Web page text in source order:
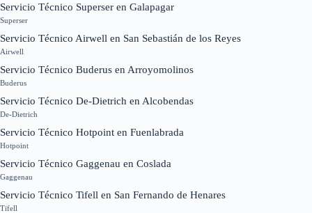
Servicio Técnico Superser en Galapagar
Superser
Servicio Técnico Airwell en San Sebastián de los Reyes
Airwell
Servicio Técnico Buderus en Arroyomolinos
Buderus
Servicio Técnico De-Dietrich en Alcobendas
De-Dietrich
Servicio Técnico Hotpoint en Fuenlabrada
Hotpoint
Servicio Técnico Gaggenau en Coslada
Gaggenau
Servicio Técnico Tifell en San Fernando de Henares
Tifell